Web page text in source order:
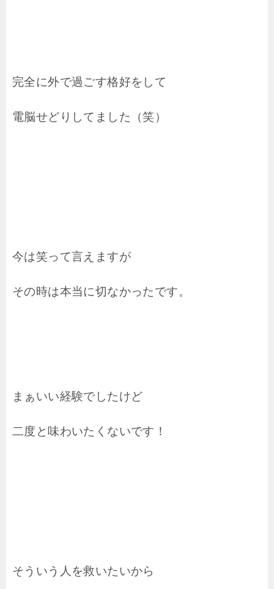
完全に外で過ごす格好をして
電脳せどりしてました（笑）
今は笑って言えますが
その時は本当に切なかったです。
まぁいい経験でしたけど
二度と味わいたくないです！
そういう人を救いたいから